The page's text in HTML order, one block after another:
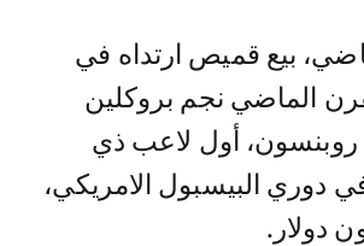
بيع قميص ارتداه في
الماضي نجم بروكلين
أول لاعب ذي
دوري البيسبول الامريكي،